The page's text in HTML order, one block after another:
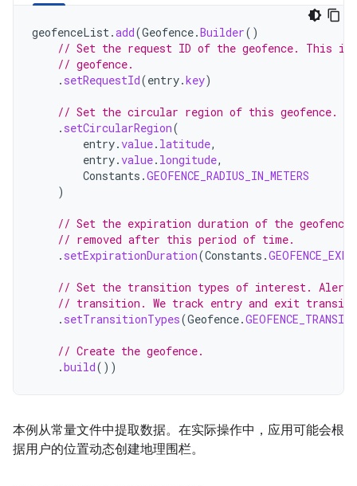
geofenceList.add(Geofence.Builder()
// Set the request ID of the geofence. This
// geofence.
. setRequestId(entry.key)
// Set the circular region of this geofence.
. setCircularRegion(
entry.value. latitude,
entry.value. longitude,
Constants .GEOFENCE_RADIUS_IN_METERS
)
// Set the expiration duration of the
// removed after this period of time.
. setExpirationDuration(Constants .
// Set the transition types of interest. Alerts
// transition. We track entry and exit
. setTransitionTypes(Geofence.
// Create the geofence.
.build())
本例从常量文件中提取数据。在实际操作中，应用可能会根
据用户的位置动态创建地理围栏。